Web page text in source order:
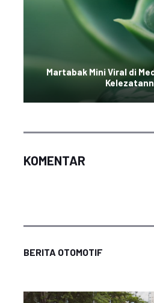
Martabak Mini Viral di
KOMENTAR
BERITA OTOMOTIF